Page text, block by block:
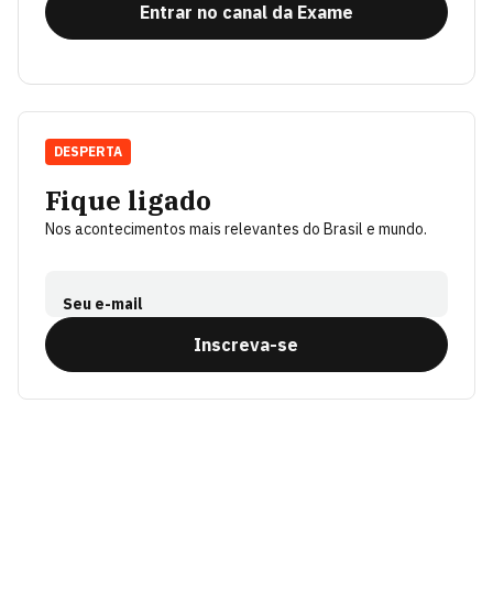
Entrar no canal da Exame
Fique ligado
Nos acontecimentos mais relevantes do Brasil e mundo.
Seu e-mail
Inscreva-se
DESPERTA